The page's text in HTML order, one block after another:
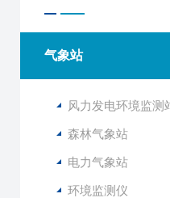
气象站
风力发电环境监测
森林气象站
电力气象站
环境监测仪